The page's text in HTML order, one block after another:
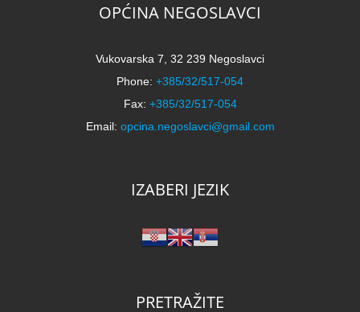
OPĆINA NEGOSLAVCI
Vukovarska 7, 32 239 Negoslavci
Phone: +385/32/517-054
Fax: +385/32/517-054
Email: opcina.negoslavci@gmail.com
IZABERI JEZIK
PRETRAŽITE